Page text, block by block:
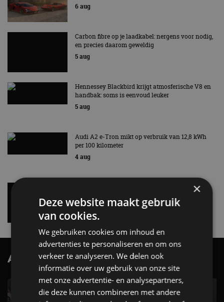
6 aug
Carbon fibre op je laadkabel: nergens voor nodig,
en precies daarom geweldig
5 aug
Hennessey Blackbird krijgt atmosferische V8 en
handbak: soms is eenvoud leuker
5 aug
Audi A2 e-Tron mikt op verbruik van 12,8 kWh
per 100 kilometer
4 aug
Elektrische Geely E2 (tijdelijk) net zo goedkoop
4 aug
AutoRAI.nl TV SUBSCRIBE
×
Deze website maakt gebruik
van cookies.
We gebruiken cookies om inhoud en
advertenties te personaliseren en om ons
verkeer te analyseren. We delen ook
informatie over uw gebruik van onze site
met onze advertentie- en analysepartners,
die deze kunnen combineren met andere